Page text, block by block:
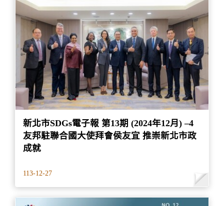
新北市SDGs電子報 第13期 (2024年12月) –4
友邦駐聯合國大使拜會侯友宜 推崇新北市政
成就
113-12-27